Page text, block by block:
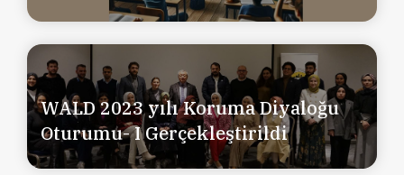
WALD 2023 yılı Koruma Diyaloğu
Oturumu- I Gerçekleştirildi